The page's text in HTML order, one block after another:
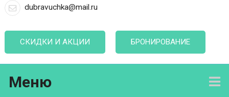
dubravuchka@mail.ru
СКИДКИ И АКЦИИ БРОНИРОВАНИЕ
Меню